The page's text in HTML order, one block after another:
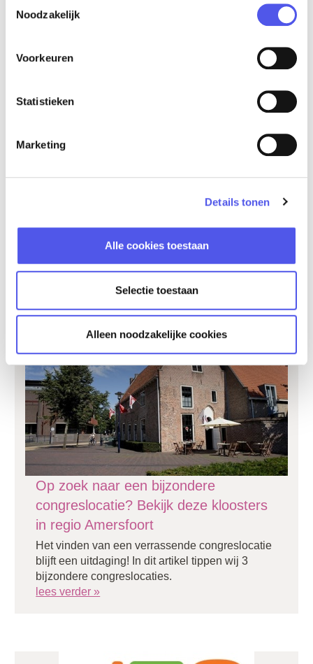
Noodzakelijk
Voorkeuren
Statistieken
Marketing
Details tonen
Alle cookies toestaan
Selectie toestaan
Alleen noodzakelijke cookies
gelegenheid
500 jaar oude klooster dé locatie voor elke
bijzondere wijze samen. Ervaar bij binnenkomst
de sfeer van vroeger en ontdek de knipogen
naar het heden door de hedendaagse kunst,
in de Kloostergangen.
Op zoek naar een bijzondere
congreslocatie? Bekijk deze kloosters
in regio Amersfoort
Het vinden van een verrassende congreslocatie
blijft een uitdaging! In dit artikel tippen wij 3
bijzondere congreslocaties.
lees verder »